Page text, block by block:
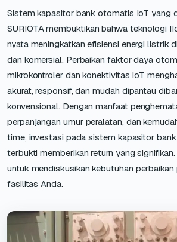
Sistem kapasitor bank otomatis IoT yang
SURIOTA membuktikan bahwa teknologi
nyata meningkatkan efisiensi energi listrik
dan komersial. Perbaikan faktor daya
mikrokontroler dan konektivitas IoT
akurat, responsif, dan mudah dipantau
konvensional. Dengan manfaat
perpanjangan umur peralatan, dan
time, investasi pada sistem kapasitor
terbukti memberikan return yang signifikan.
untuk mendiskusikan kebutuhan
fasilitas Anda.